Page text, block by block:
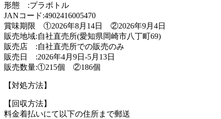
形態 :プラボトル
JANコード:4902416005470
賞味期限 ①2026年8月14日 ②2026年9月4日
販売地域:自社直売所(愛知県岡崎市八丁町69)
販売店 :自社直売所での販売のみ
販売日 :2026年4月9日-5月13日
販売数量:①215個 ②186個
【対処方法】
【回収方法】
料金着払いにて以下の住所まで郵送